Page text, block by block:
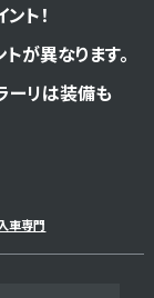
ト！
が異なります。
ーリは装備も
車専門